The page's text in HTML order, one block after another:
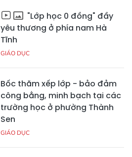
"Lớp học 0 đồng" đầy
yêu thương ở phía nam Hà
Tĩnh
GIÁO DỤC
Bốc thăm xếp lớp - bảo đảm
công bằng, minh bạch tại các
trường học ở phường Thành
Sen
GIÁO DỤC